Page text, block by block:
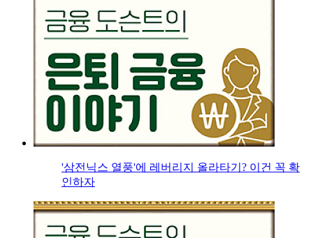
'삼전닉스 열풍'에 레버리지 올라타기? 이건 꼭 확
인하자